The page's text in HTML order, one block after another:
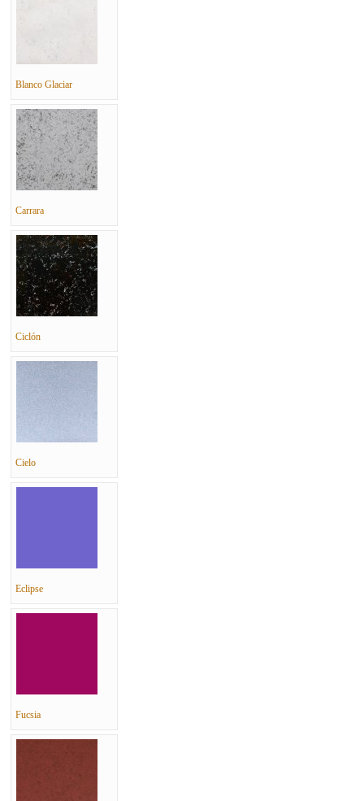
Blanco Glaciar
Carrara
Ciclón
Cielo
Eclipse
Fucsia